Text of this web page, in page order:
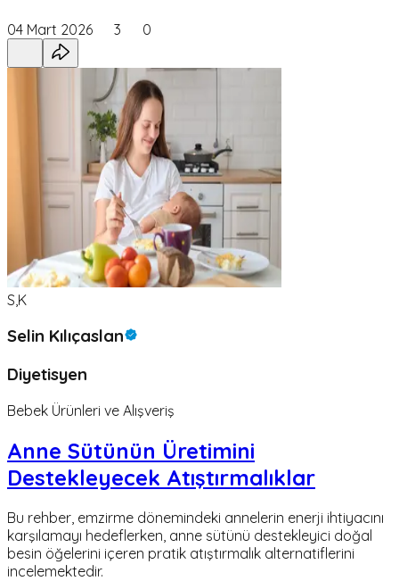
04 Mart 2026 3 0
S,K
Selin Kılıçaslan
Diyetisyen
Bebek Ürünleri ve Alışveriş
Anne Sütünün Üretimini
Destekleyecek Atıştırmalıklar
Bu rehber, emzirme dönemindeki annelerin enerji ihtiyacını
karşılamayı hedeflerken, anne sütünü destekleyici doğal
besin öğelerini içeren pratik atıştırmalık alternatiflerini
incelemektedir.